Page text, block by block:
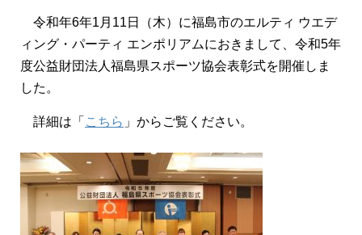
令和年6年1 月11日（木）に福島市のエルティ ウエデ
ィング・パーティ エンポリアムにおきまして、令和5年
度公益財団法人福島県スポーツ協会表彰式を開催しま
した。
詳細は「 こちら 」からご覧ください。